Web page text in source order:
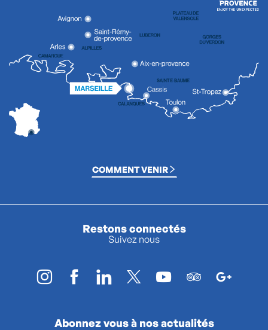
COMMENT VENIR
Restons connectés
Suivez nous
Abonnez vous à nos actualités